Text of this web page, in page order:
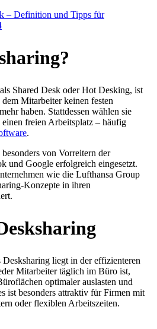
– Definition und Tipps für
Shared Desk oder Hot Desking, ist
Mitarbeiter keinen festen
haben. Stattdessen wählen sie
freien Arbeitsplatz – häufig
.
von Vorreitern der
und Google erfolgreich eingesetzt.
wie die Lufthansa Group
Konzepte in ihren
liegt in der effizienteren
Mitarbeiter täglich im Büro ist,
optimaler auslasten und
ist besonders attraktiv für Firmen mit
oder flexiblen Arbeitszeiten.